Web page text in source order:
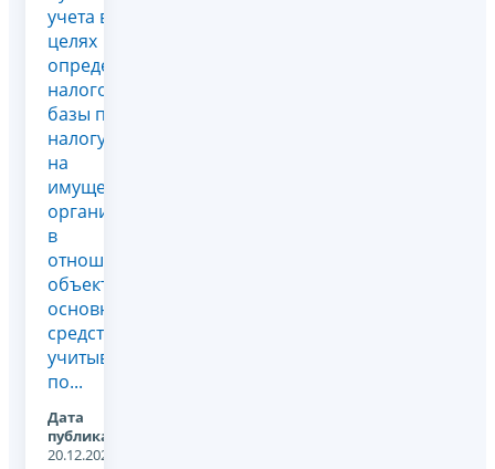
учета в
целях
определения
налоговой
базы по
налогу
на
имущество
организаций
в
отношении
объектов
основных
средств,
учитываемых
по...
Дата
публикации:
20.12.2023